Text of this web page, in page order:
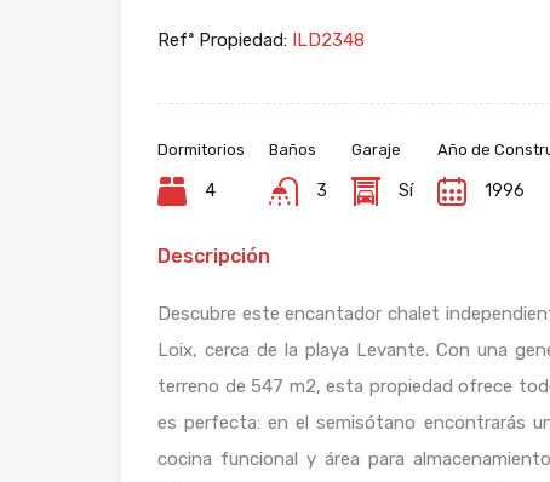
Refª Propiedad: ILD2348
Dormitorios
4
Baños
3
Garaje
Sí
Año de
1996
Descripción
Descubre este encantador chalet
Loix, cerca de la playa Levante. Con una
terreno de 547 m2, esta propiedad ofrece
es perfecta: en el semisótano encontrarás
cocina funcional y área para